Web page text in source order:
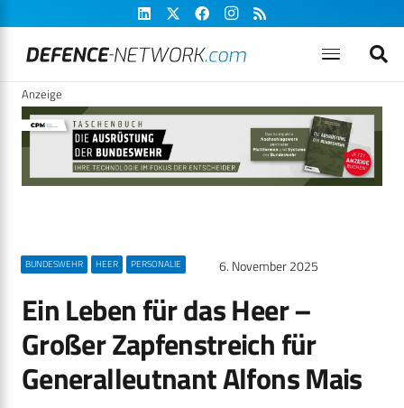
Anzeige
BUNDESWEHR HEER PERSONALIE 6. November 2025
Ein Leben für das Heer –
Großer Zapfenstreich für
Generalleutnant Alfons Mais